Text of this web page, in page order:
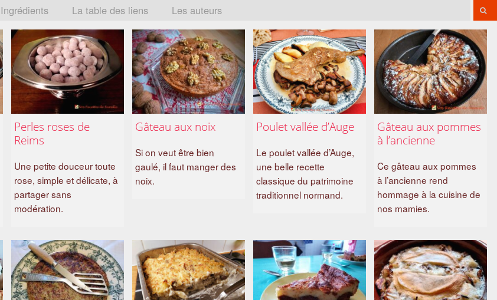
Ingrédients La table des liens Les auteurs
Perles roses de
Reims
Une petite douceur toute
rose, simple et délicate, à
partager sans
modération.
Gâteau aux noix
Si on veut être bien
gaulé, il faut manger des
noix.
Poulet vallée d’Auge
Le poulet vallée d’Auge,
une belle recette
classique du patrimoine
traditionnel normand.
Gâteau aux pommes
à l’ancienne
Ce gâteau aux pommes
à l’ancienne rend
hommage à la cuisine de
nos mamies.